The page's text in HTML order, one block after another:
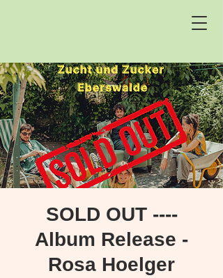
SOLD OUT ----
Album Release -
Rosa Hoelger